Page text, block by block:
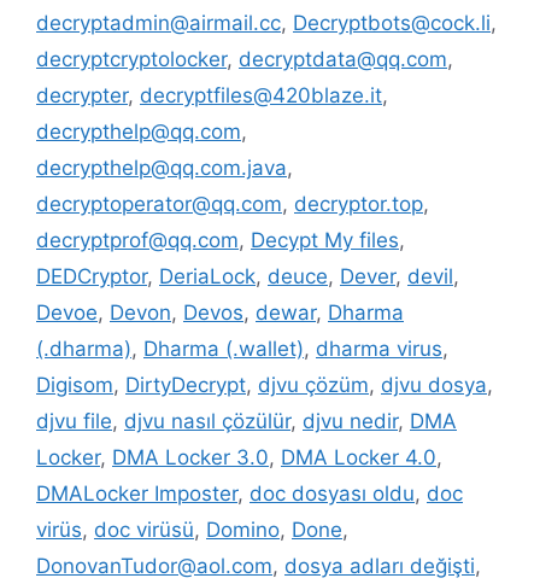
decryptadmin@airmail.cc, Decryptbots@cock.li,
decryptcryptolocker, decryptdata@qq.com,
decrypter, decryptfiles@420blaze.it,
decrypthelp@qq.com,
decrypthelp@qq.com.java,
decryptoperator@qq.com, decryptor.top,
decryptprof@qq.com, Decypt My files,
DEDCryptor, DeriaLock, deuce, Dever, devil,
Devoe, Devon, Devos, dewar, Dharma
(.dharma), Dharma (.wallet), dharma virus,
Digisom, DirtyDecrypt, djvu çözüm, djvu dosya,
djvu file, djvu nasıl çözülür, djvu nedir, DMA
Locker, DMA Locker 3.0, DMA Locker 4.0,
DMALocker Imposter, doc dosyası oldu, doc
virüs, doc virüsü, Domino, Done,
DonovanTudor@aol.com, dosya adları değişti,